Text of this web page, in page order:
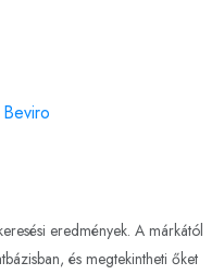
eredmények. A márkától
és megtekintheti őket